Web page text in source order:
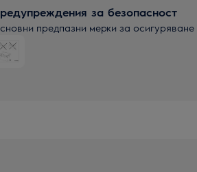
за безопасност
предпазни мерки за